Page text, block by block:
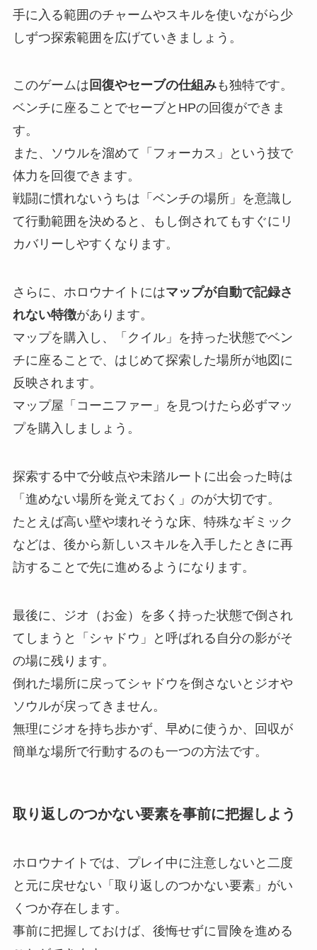
手に入る範囲のチャームやスキルを使いながら少
しずつ探索範囲を広げていきましょう。
このゲームは 回復やセーブの仕組みも独特です。
ベンチに座ることでセーブとHPの回復ができま
す。
また、ソウルを溜めて「フォーカス」という技で
体力を回復できます。
戦闘に慣れないうちは「ベンチの場所」を意識し
て行動範囲を決めると、もし倒されてもすぐにリ
カバリーしやすくなります。
さらに、ホロウナイトにはマップが自動で記録さ
れない特徴があります。
マップを購入し、「クイル」を持った状態でベン
チに座ることで、はじめて探索した場所が地図に
反映されます。
マップ屋「コーニファー」を見つけたら必ずマッ
プを購入しましょう。
探索する中で分岐点や未踏ルートに出会った時は
「進めない場所を覚えておく」のが大切です。
たとえば高い壁や壊れそうな床、特殊なギミック
などは、後から新しいスキルを入手したときに再
訪することで先に進めるようになります。
最後に、ジオ（お金）を多く持った状態で倒され
てしまうと「シャドウ」と呼ばれる自分の影がそ
の場に残ります。
倒れた場所に戻ってシャドウを倒さないとジオや
ソウルが戻ってきません。
無理にジオを持ち歩かず、早めに使うか、回収が
簡単な場所で行動するのも一つの方法です。
取り返しのつかない要素を事前に把握しよう
ホロウナイトでは、プレイ中に注意しないと二度
と元に戻せない「取り返しのつかない要素」がい
くつか存在します。
事前に把握しておけば、後悔せずに冒険を進める